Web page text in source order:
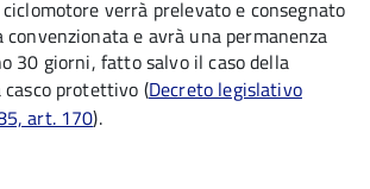
verrà prelevato e consegnato
e avrà una permanenza
30 giorni, fatto salvo il caso della
casco protettivo (Decreto legislativo
art. 170).